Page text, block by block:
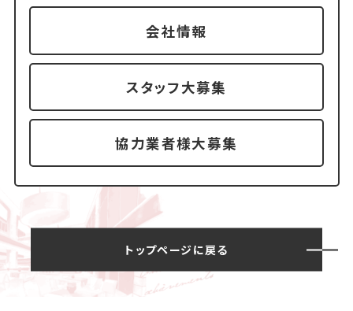
会社情報
スタッフ大募集
協力業者様大募集
トップページに戻る